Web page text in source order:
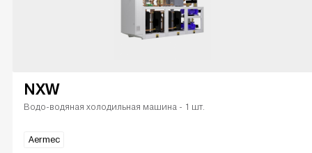
NXW
Водо-водяная холодильная машина - 1 шт.
Aermec